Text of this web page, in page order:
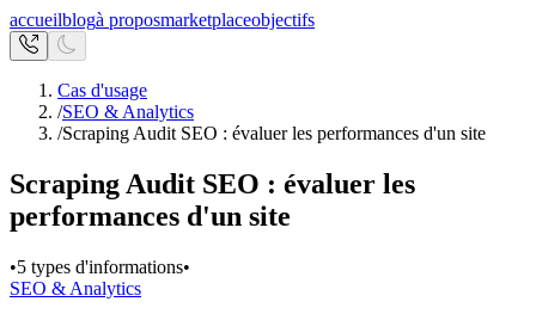
accueilblogà proposmarketplaceobjectifs
Cas d'usage
/SEO & Analytics
/Scraping Audit SEO : évaluer les performances d'un site
Scraping Audit SEO : évaluer les
performances d'un site
•5 types d'informations•
SEO & Analytics